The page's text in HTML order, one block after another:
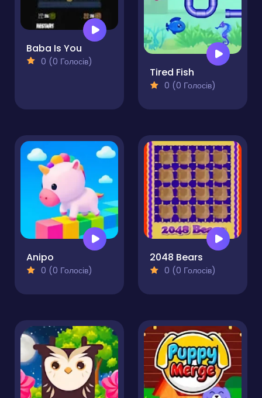
Baba Is You
0 (0 Голосів)
Tired Fish
0 (0 Голосів)
Anipo
0 (0 Голосів)
2048 Bears
0 (0 Голосів)